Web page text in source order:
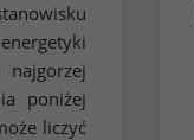
najgorzej
poniżej
liczyć